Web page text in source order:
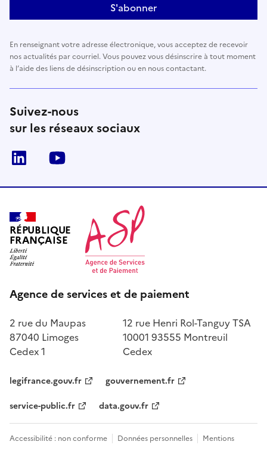
S'abonner
En renseignant votre adresse électronique, vous acceptez de recevoir
nos actualités par courriel. Vous pouvez vous désinscrire à tout moment
à l’aide des liens de désinscription ou en nous contactant.
Suivez-nous
sur les réseaux sociaux
LinkedIn
RÉPUBLIQUE
FRANÇAISE
Agence de services et de paiement
2 rue du Maupas
87040 Limoges
Cedex 1
12 rue Henri Rol-Tanguy TSA
10001 93555 Montreuil
Cedex
legifrance.gouv.fr
gouvernement.fr
service-public.fr
data.gouv.fr
Accessibilité : non conforme Données personnelles Mentions